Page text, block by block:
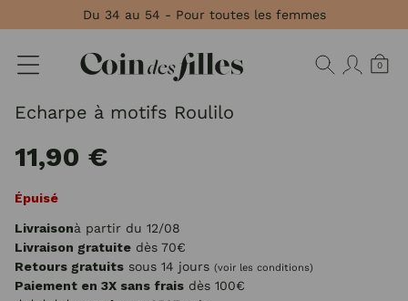
Du 34 au 54 - Pour toutes les femmes
0
Echarpe à motifs Roulilo
11,90 €
Épuisé
Livraisonà partir du 12/08
Livraison gratuite dès 70€
Retours gratuits sous 14 jours (voir les conditions)
Paiement en 3X sans frais dès 100€
Panneau de gestion des cookies